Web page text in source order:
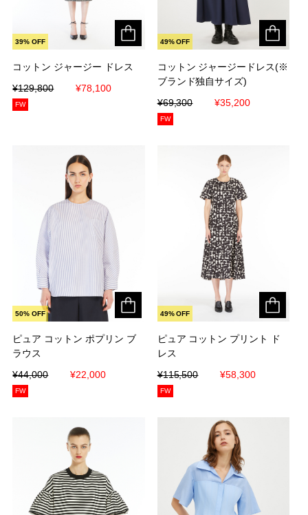
コットン ジャージー ドレス
¥129,800
¥78,100
39% OFF
コットン ジャージー ドレス
¥129,800
¥78,100
FW
コットン ジャージードレス(※
ブランド独自サイズ)
¥69,300
¥35,200
49% OFF
コットン ジャージードレス(※
ブランド独自サイズ)
¥69,300
¥35,200
FW
ピュア コットン ポプリン ブ
ラウス
¥44,000
¥22,000
50% OFF
ピュア コットン ポプリン ブ
ラウス
¥44,000
¥22,000
FW
ピュア コットン プリント ド
レス
¥115,500
¥58,300
49% OFF
ピュア コットン プリント ド
レス
¥115,500
¥58,300
FW